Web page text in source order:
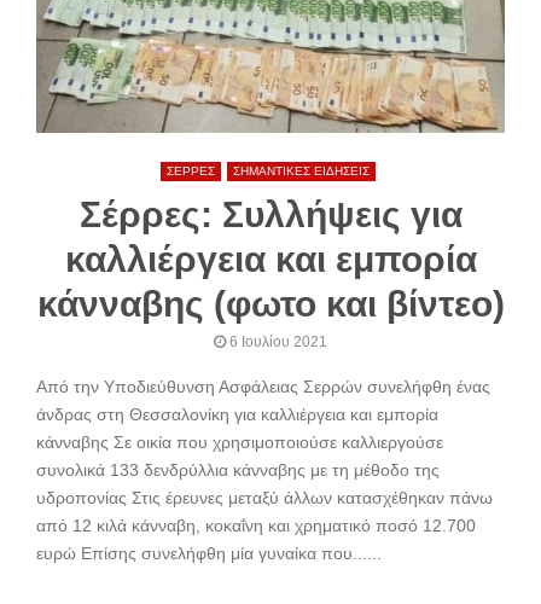
ΣΕΡΡΕΣ ΣΗΜΑΝΤΙΚΕΣ ΕΙΔΗΣΕΙΣ
Σέρρες: Συλλήψεις για
καλλιέργεια και εμπορία
κάνναβης (φωτο και βίντεο)
6 Ιουλίου 2021
Από την Υποδιεύθυνση Ασφάλειας Σερρών συνελήφθη ένας
άνδρας στη Θεσσαλονίκη για καλλιέργεια και εμπορία
κάνναβης Σε οικία που χρησιμοποιούσε καλλιεργούσε
συνολικά 133 δενδρύλλια κάνναβης με τη μέθοδο της
υδροπονίας Στις έρευνες μεταξύ άλλων κατασχέθηκαν πάνω
από 12 κιλά κάνναβη, κοκαΐνη και χρηματικό ποσό 12.700
ευρώ Επίσης συνελήφθη μία γυναίκα που......